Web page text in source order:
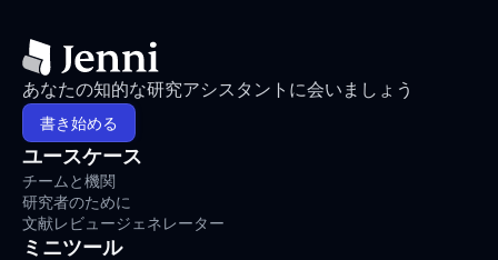
あなたの知的な研究アシスタントに会いましょう
書き始める
ユースケース
チームと機関
研究者のために
文献レビュージェネレーター
ミニツール